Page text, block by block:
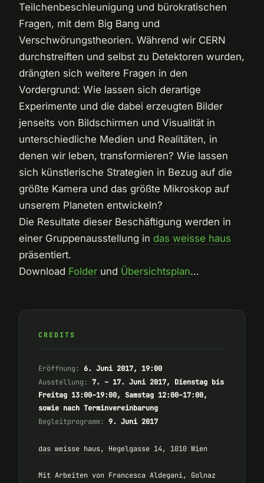
Teilchenbeschleunigung und bürokratischen
Fragen, mit dem Big Bang und
Verschwörungstheorien. Während wir CERN
durchstreiften und selbst zu Detektoren wurden,
drängten sich weitere Fragen in den
Vordergrund: Wie lassen sich derartige
Experimente und die dabei erzeugten Bilder
jenseits von Bildschirmen und Visualität in
unterschiedliche Medien und Realitäten, in
denen wir leben, transformieren? Wie lassen
sich künstlerische Strategien in Bezug auf die
größte Kamera und das größte Mikroskop auf
unserem Planeten entwickeln?
Die Resultate dieser Beschäftigung werden in
einer Gruppenausstellung in das weisse haus
präsentiert.
Download Folder und Übersichtsplan...
CREDITS
Eröffnung: 6. Juni 2017, 19:00
Ausstellung: 7. – 17. Juni 2017, Dienstag bis
Freitag 13:00–19:00, Samstag 12:00–17:00,
sowie nach Terminvereinbarung
Begleitprogramm: 9. Juni 2017
das weisse haus, Hegelgasse 14, 1010 Wien
Mit Arbeiten von Francesca Aldegani, Golnaz